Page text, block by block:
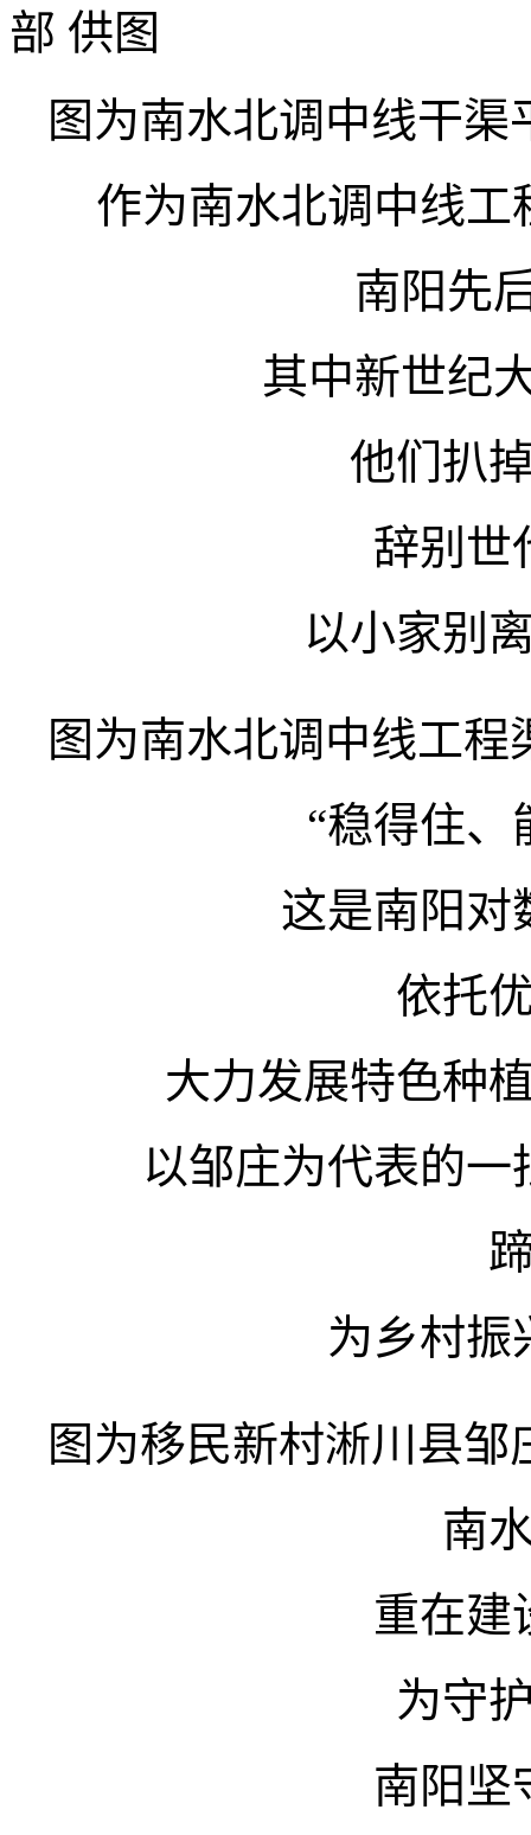
部 供图
图为南水北调中线干
作为南水北调中线
南阳先
其中新世纪
他们扒
辞别世
以小家别
图为南水北调中线工
“稳得住、
这是南阳对
依托
大力发展特色种
以邹庄为代表的
为乡村振
图为移民新村淅川县
南
重在建
为守
南阳坚